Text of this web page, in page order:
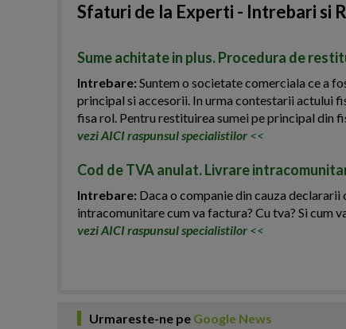
Sfaturi de la Experti - Intrebari si
Sume achitate in plus. Procedura de
Intrebare:Suntem o societate comerciala ce a
principal si accesorii. In urma contestarii actului
fisa rol. Pentru restituirea sumei pe principal din
vezi AICI raspunsul specialistilor <<
Cod de TVA anulat. Livrare
Intrebare: Daca o companie din cauza
intracomunitare cum va factura? Cu tva? Si cum
vezi AICI raspunsul specialistilor <<
Urmareste-ne pe Google News